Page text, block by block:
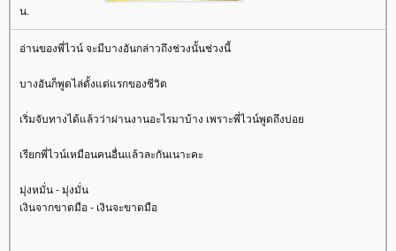
น.
อ่านของพี่ไวน์ จะมีบางอันกล่าวถึงช่วงนั้นช่วงนี้
บางอันก็พูดไล่ตั้งแต่แรกของชีวิต
เริ่มจับทางได้แล้วว่าผ่านงานอะไรมาบ้าง เพราะพี่ไวน์พูดถึงบ่อ
เรียกพี่ไวน์เหมือนคนอื่นแล้วละกันเนาะคะ
มุ่งหมั่น - มุ่งมั่น
เงินจากขาดมือ - เงินจะขาดมือ